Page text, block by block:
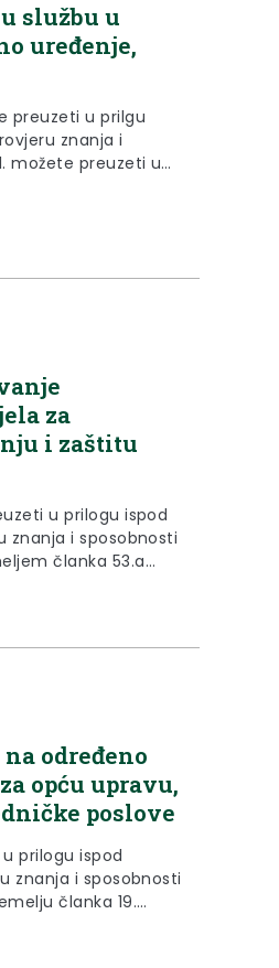
službu u
uređenje,
preuzeti u prilgu
znanja i
možete preuzeti u
u lokalnoj i
za
i zaštitu
u prilogu ispod
znanja i sposobnosti
članka 53.a
01., 60/01. –
tekst, 137/15.,
određeno
opću upravu,
poslove
prilogu ispod
znanja i sposobnosti
članka 19.
(regionalnoj)